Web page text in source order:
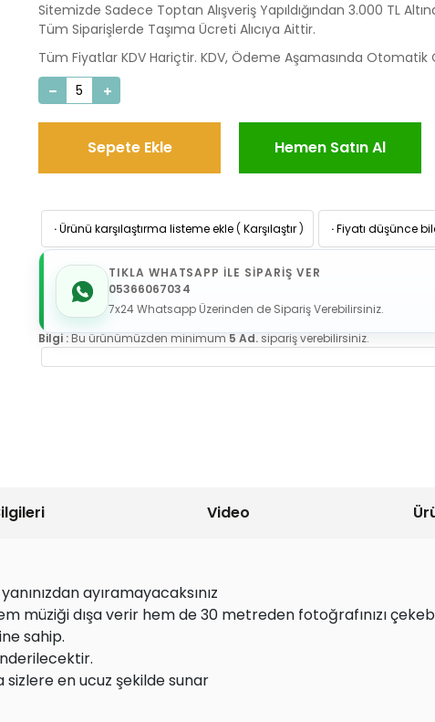
Sitemizde Sadece Toptan Alışveriş Yapıldığından 3.000 TL
Tüm Siparişlerde Taşıma Ücreti Alıcıya Aittir.
Tüm Fiyatlar KDV Hariçtir. KDV, Ödeme Aşamasında
Sepete Ekle Hemen Satın Al
·Ürünü karşılaştırma listeme ekle ( Karşılaştır ) ·Fiyatı düşünce
TIKLA WHATSAPP İLE SİPARİŞ VER
05366067034
7x24 Whatsapp Üzerinden de Sipariş Verebilirsiniz.
Bilgi :Bu ürünümüzden minimum5 Ad.sipariş verebilirsiniz.
Video
ayıramayacaksınız
müziği dışa verir hem de 30 metreden fotoğrafınızı
sahip.
en ucuz şekilde sunar